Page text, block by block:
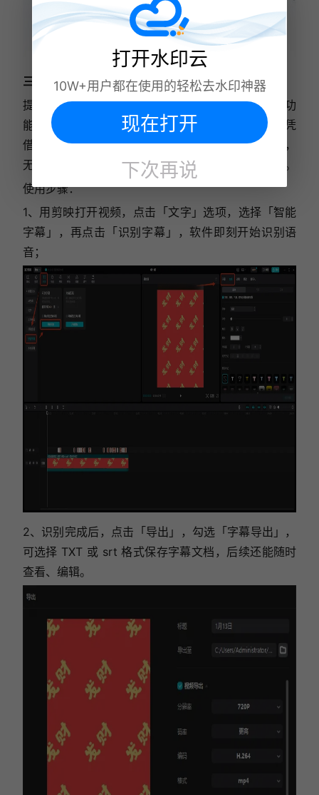
三、剪映
提到剪映，大家首先想到的可能是它强大的视频编辑功
能，其实它也是视频转文字的小能手。导入视频后，凭
借智能字幕识别技术，能快速将视频语音转换成文字，
无论是制作字幕，还是整理学习笔记，都能轻松搞定。
使用步骤：
1、用剪映打开视频，点击「文字」选项，选择「智能
字幕」，再点击「识别字幕」，软件即刻开始识别语
音；
2、识别完成后，点击「导出」，勾选「字幕导出」，
可选择 TXT 或 srt 格式保存字幕文档，后续还能随时
查看、编辑。
打开水印云
10W+用户都在使用的轻松去水印神器
现在打开
下次再说